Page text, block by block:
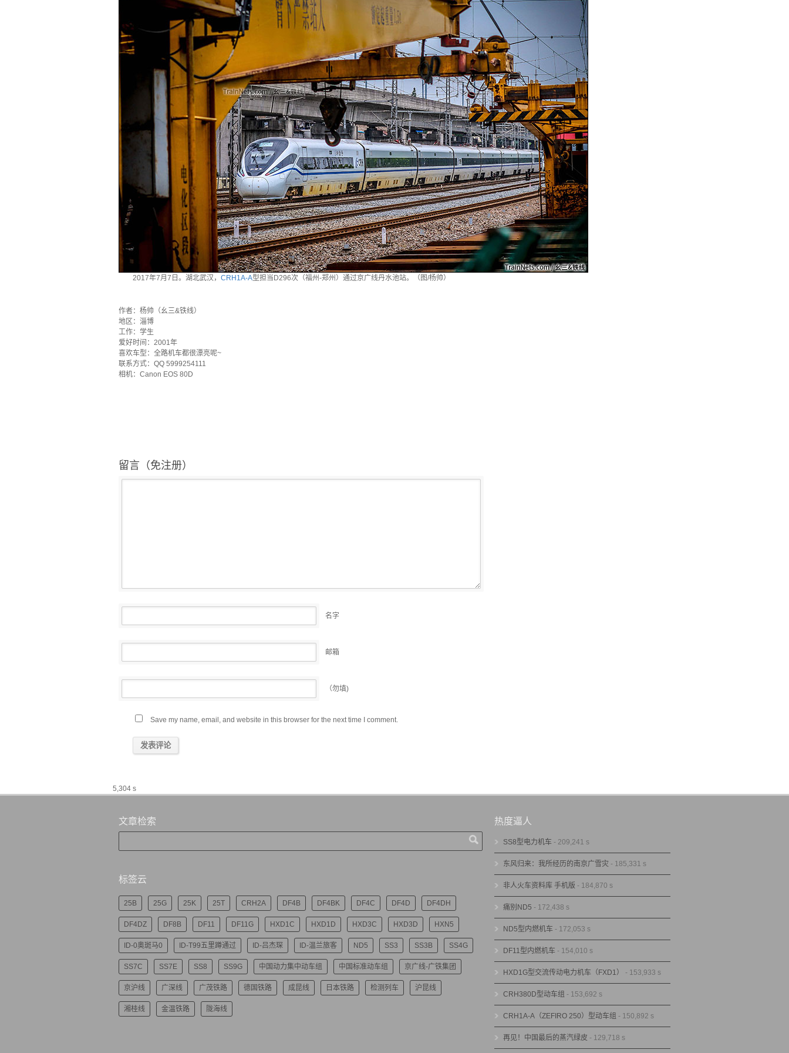
2017年7月7日。湖北武汉， CRH1A-A型担当D296次（福州-郑州）通过京广线丹水池站。（图/杨帅）
作者：杨帅（幺三&铁线）
地区：淄博
工作：学生
爱好时间：2001年
喜欢车型：全路机车都很漂亮呢~
联系方式：QQ 5999254111
相机：Canon EOS 80D
留言（免注册）
名字
邮箱
（勿填)
Save my name, email, and website in this browser for the next time I comment.
5,304 s
文章检索
标签云
25B 25G 25K 25T CRH2A DF4B DF4BK DF4C DF4D DF4DH
DF4DZ DF8B DF11 DF11G HXD1C HXD1D HXD3C HXD3D HXN5
ID-0奥斑马0 ID-T99五里蹲通过 ID-吕杰琛 ID-温兰旅客 ND5 SS3 SS3B SS4G
SS7C SS7E SS8 SS9G 中国动力集中动车组 中国标准动车组 京广线-广铁集团
京沪线 广深线 广茂铁路 德国铁路 成昆线 日本铁路 检测列车 沪昆线
湘桂线 金温铁路 陇海线
热度逼人
SS8型电力机车 - 209,241 s
东风归来：我所经历的南京广雪灾 - 185,331 s
非人火车资料库 手机版 - 184,870 s
痛别ND5 - 172,438 s
ND5型内燃机车 - 172,053 s
DF11型内燃机车 - 154,010 s
HXD1G型交流传动电力机车（FXD1） - 153,933 s
CRH380D型动车组 - 153,692 s
CRH1A-A（ZEFIRO 250）型动车组 - 150,892 s
再见！中国最后的蒸汽绿皮 - 129,718 s